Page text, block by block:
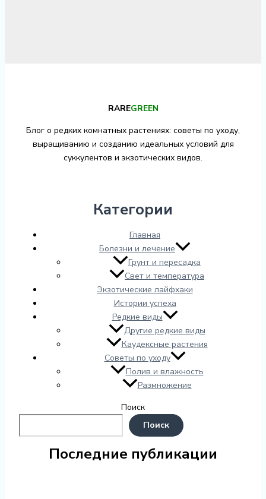
RAREGREEN
Блог о редких комнатных растениях: советы по уходу,
выращиванию и созданию идеальных условий для
суккулентов и экзотических видов.
Категории
Главная
Болезни и лечение
Грунт и пересадка
Свет и температура
Экзотические лайфхаки
Истории успеха
Редкие виды
Другие редкие виды
Каудексные растения
Советы по уходу
Полив и влажность
Размножение
Поиск
Поиск
Последние публикации